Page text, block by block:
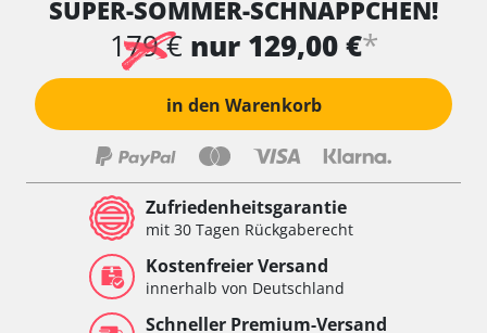
SUPER-SOMMER-SCHNÄPPCHEN!
179 € nur 129,00 €*
in den Warenkorb
Zufriedenheitsgarantie
mit 30 Tagen Rückgaberecht
Kostenfreier Versand
innerhalb von Deutschland
Schneller Premium-Versand